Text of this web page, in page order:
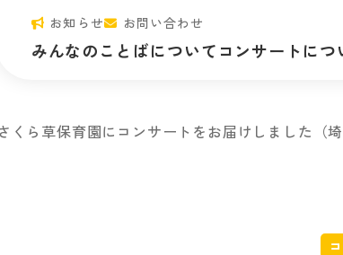
お知らせ お問い合わせ
みんなのことばについて
ビジョン・ミッション
コンサートにつ
みんなのコンサート
くら草保育園にコンサートをお届けしました（埼